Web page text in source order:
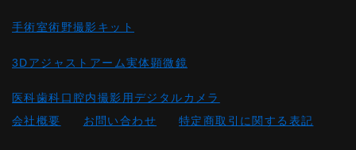
手術室術野撮影キット
3Dアジャストアーム実体顕微鏡
医科歯科口腔内撮影用デジタルカメラ
会社概要
お問い合わせ 特定商取引に関する表記